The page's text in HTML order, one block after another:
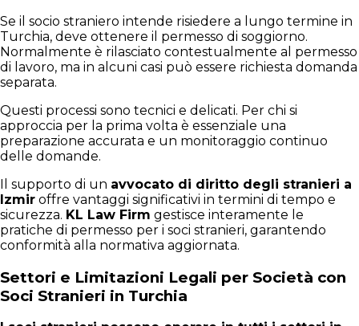
Se il socio straniero intende risiedere a lungo termine in
Turchia, deve ottenere il permesso di soggiorno.
Normalmente è rilasciato contestualmente al permesso
di lavoro, ma in alcuni casi può essere richiesta domanda
separata.
Questi processi sono tecnici e delicati. Per chi si
approccia per la prima volta è essenziale una
preparazione accurata e un monitoraggio continuo
delle domande.
Il supporto di un avvocato di diritto degli stranieri a
Izmir offre vantaggi significativi in termini di tempo e
sicurezza. KL Law Firm gestisce interamente le
pratiche di permesso per i soci stranieri, garantendo
conformità alla normativa aggiornata.
Settori e Limitazioni Legali per Società con
Soci Stranieri in Turchia